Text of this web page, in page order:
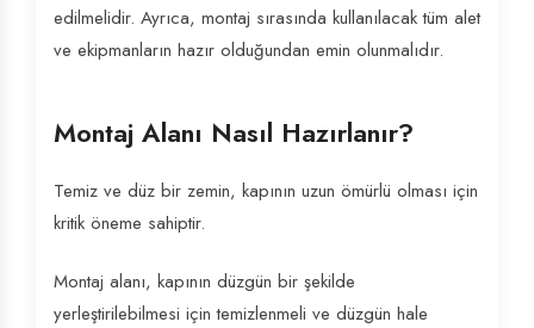
edilmelidir. Ayrıca, montaj sırasında kullanılacak tüm alet
ve ekipmanların hazır olduğundan emin olunmalıdır.
Montaj Alanı Nasıl Hazırlanır?
Temiz ve düz bir zemin, kapının uzun ömürlü olması için
kritik öneme sahiptir.
Montaj alanı, kapının düzgün bir şekilde
yerleştirilebilmesi için temizlenmeli ve düzgün hale